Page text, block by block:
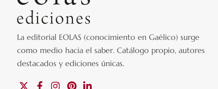
La editorial EOLAS (conocimiento en Gaélico) surge
como medio hacia el saber.Catálogo propio, autores
destacados y ediciones únicas.
FacebookInstagramPinterest